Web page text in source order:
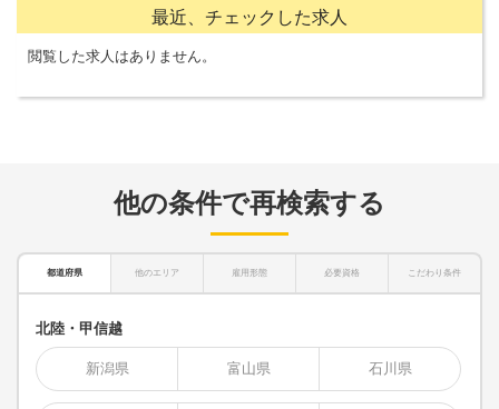
最近、チェックした求人
閲覧した求人はありません。
他の条件で再検索する
都道府県 他のエリア 雇用形態 必要資格 こだわり条件
北陸・甲信越
新潟県 富山県 石川県